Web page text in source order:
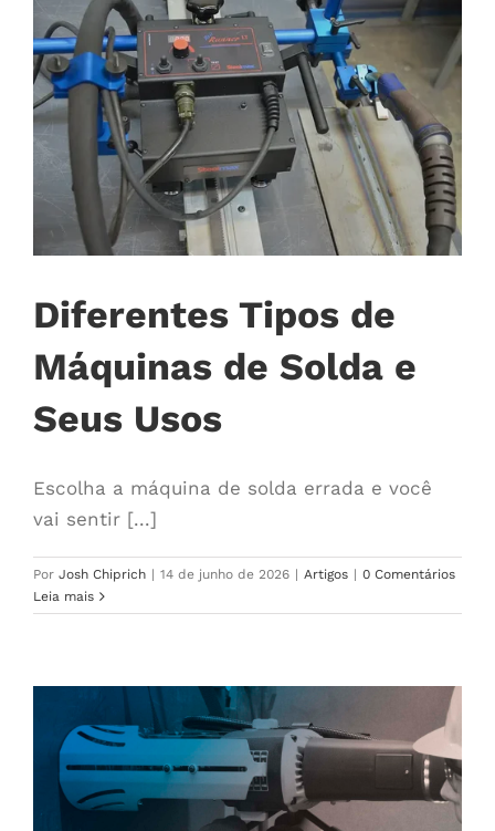
Diferentes Tipos de
Máquinas de Solda e
Seus Usos
Escolha a máquina de solda errada e você
vai sentir [...]
Por Josh Chiprich | 14 de junho de 2026 | Artigos | 0 Comentários
Leia mais